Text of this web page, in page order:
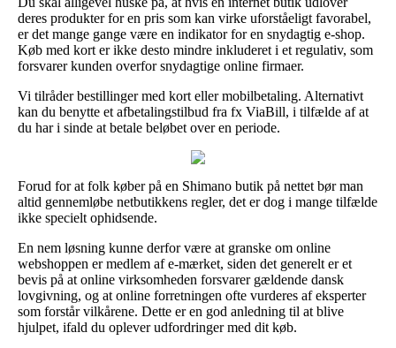
deres produkter for en pris som kan virke uforståeligt favorabel,
er det mange gange være en indikator for en snydagtig e-shop.
Køb med kort er ikke desto mindre inkluderet i et regulativ, som
forsvarer kunden overfor snydagtige online firmaer.
Vi tilråder bestillinger med kort eller mobilbetaling. Alternativt
kan du benytte et afbetalingstilbud fra fx ViaBill, i tilfælde af at
du har i sinde at betale beløbet over en periode.
Forud for at folk køber på en Shimano butik på nettet bør man
altid gennemløbe netbutikkens regler, det er dog i mange tilfælde
ikke specielt ophidsende.
En nem løsning kunne derfor være at granske om online
webshoppen er medlem af e-mærket, siden det generelt er et
bevis på at online virksomheden forsvarer gældende dansk
lovgivning, og at online forretningen ofte vurderes af eksperter
som forstår vilkårene. Dette er en god anledning til at blive
hjulpet, ifald du oplever udfordringer med dit køb.